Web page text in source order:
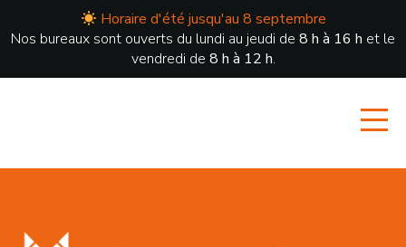
Horaire d'été jusqu'au 8 septembre
Nos bureaux sont ouverts du lundi au jeudi de 8 h à 16 h et le
vendredi de 8 h à 12 h.